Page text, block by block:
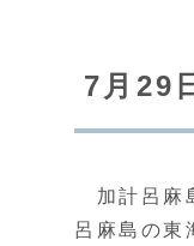
7月29
加計呂麻
呂麻島の東